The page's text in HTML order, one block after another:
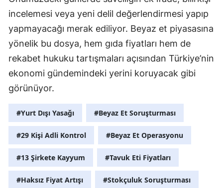
incelemesi veya yeni delil değerlendirmesi yapıp
yapmayacağı merak ediliyor. Beyaz et piyasasına
yönelik bu dosya, hem gıda fiyatları hem de
rekabet hukuku tartışmaları açısından Türkiye’nin
ekonomi gündemindeki yerini koruyacak gibi
görünüyor.
#Yurt Dışı Yasağı #Beyaz Et Soruşturması
#29 Kişi Adli Kontrol #Beyaz Et Operasyonu
#13 Şirkete Kayyum #Tavuk Eti Fiyatları
#Haksız Fiyat Artışı #Stokçuluk Soruşturması